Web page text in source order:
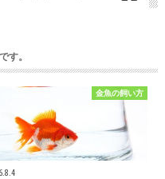
す。
金魚の飼い方